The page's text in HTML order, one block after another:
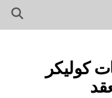
کولیکر